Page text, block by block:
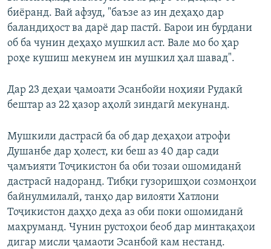
биёранд. Вай афзуд, "баъзе аз ин деҳаҳо дар
баландиҳост ва дарё дар пастӣ. Барои ин бурдани
об ба чунин деҳаҳо мушкил аст. Вале мо бо ҳар
роҳе кушиш мекунем ин мушкил ҳал шавад".
Дар 23 деҳаи ҷамоати Эсанбойи ноҳияи Рудакӣ
бештар аз 22 ҳазор аҳолӣ зиндагӣ мекунанд.
Мушкили дастрасӣ ба об дар деҳаҳои атрофи
Душанбе дар ҳолест, ки беш аз 40 дар сади
ҷамъияти Тоҷикистон ба оби тозаи ошомиданӣ
дастрасӣ надоранд. Тибқи гузоришҳои созмонҳои
байнулмилалӣ, танҳо дар вилояти Хатлони
Тоҷикистон даҳҳо деҳа аз оби поки ошомиданӣ
маҳруманд. Чунин рустоҳои беоб дар минтақаҳои
дигар мисли ҷамаоти Эсанбой кам нестанд.